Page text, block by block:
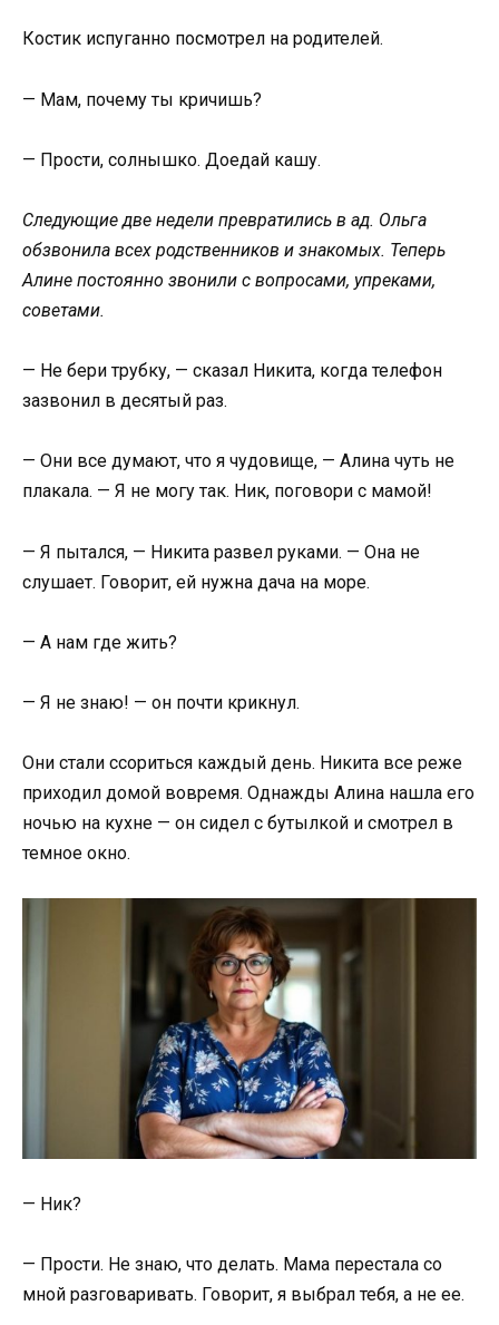
Костик испуганно посмотрел на родителей.
— Мам, почему ты кричишь?
— Прости, солнышко. Доедай кашу.
Следующие две недели превратились в ад. Ольга
обзвонила всех родственников и знакомых. Теперь
Алине постоянно звонили с вопросами, упреками,
советами.
— Не бери трубку, — сказал Никита, когда телефон
зазвонил в десятый раз.
— Они все думают, что я чудовище, — Алина чуть не
плакала. — Я не могу так. Ник, поговори с мамой!
— Я пытался, — Никита развел руками. — Она не
слушает. Говорит, ей нужна дача на море.
— А нам где жить?
— Я не знаю! — он почти крикнул.
Они стали ссориться каждый день. Никита все реже
приходил домой вовремя. Однажды Алина нашла его
ночью на кухне — он сидел с бутылкой и смотрел в
темное окно.
— Ник?
— Прости. Не знаю, что делать. Мама перестала со
мной разговаривать. Говорит, я выбрал тебя, а не ее.